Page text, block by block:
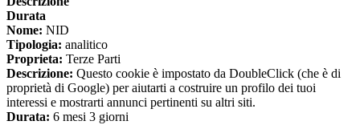
Durata
Nome: NID
Tipologia: analitico
Proprieta: Terze Parti
Descrizione: Questo cookie è impostato da DoubleClick (che è di
proprietà di Google) per aiutarti a costruire un profilo dei tuoi
interessi e mostrarti annunci pertinenti su altri siti.
Durata: 6 mesi 3 giorni